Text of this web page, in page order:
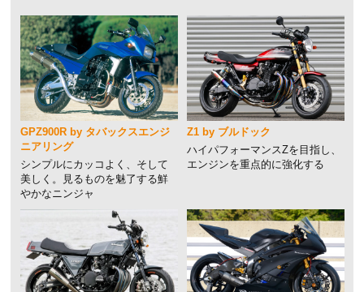
GPZ900R by タバックスエンジ
ニアリング
シンプルにカッコよく、そして
美しく。見るものを魅了する鮮
やかなニンジャ
Z1 by ブルドック
ハイパフォーマンスZを目指し、
エンジンを重点的に強化する